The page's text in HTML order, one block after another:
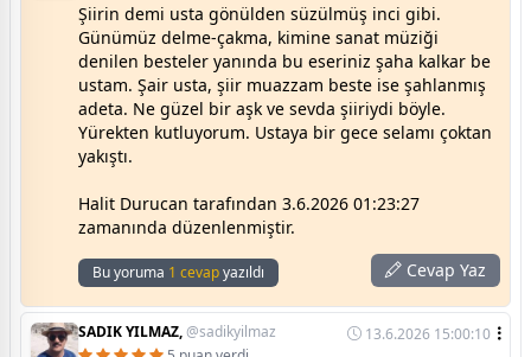
Şiirin demi usta gönülden süzülmüş inci gibi.
Günümüz delme-çakma, kimine sanat müziği
denilen besteler yanında bu eseriniz şaha kalkar be
ustam. Şair usta, şiir muazzam beste ise şahlanmış
adeta. Ne güzel bir aşk ve sevda şiiriydi böyle.
Yürekten kutluyorum. Ustaya bir gece selamı çoktan
yakıştı.
Halit Durucan tarafından 3.6.2026 01:23:27
zamanında düzenlenmiştir.
Bu yoruma 1 cevapyazıldı Cevap Yaz
SADIK YILMAZ,@sadikyilmaz
13.6.2026 15:00:10